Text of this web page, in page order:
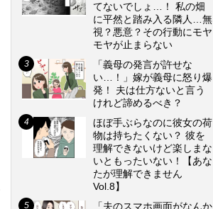
てないでしょ…！ 私の畑
に平然と踏み入る隣人…無
視？悪意？その行動にモヤ
モヤが止まらない
「義母の発言が許せな
い…！」嫁が義母に怒り爆
発！ 夫は仕方ないと言う
けれど諦めるべき？
ほぼ手ぶらなのに彼女の荷
物は持ちたくない？ 彼を
理解できないけど楽しまな
いともったいない！【あな
たが理解できません
Vol.8】
「夫のスマホ画面がなんか